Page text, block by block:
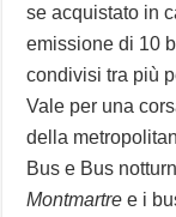
se acquistato in
emissione di 10
condivisi tra più
Vale per una
della
Bus e Bus
Montmartre e i